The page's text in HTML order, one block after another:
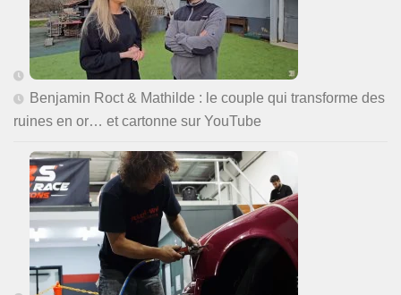
Benjamin Roct & Mathilde : le couple qui transforme des
ruines en or… et cartonne sur YouTube